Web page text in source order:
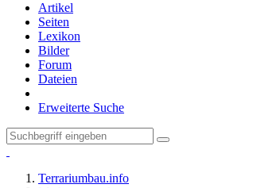
Artikel
Seiten
Lexikon
Bilder
Forum
Dateien
Erweiterte Suche
Terrariumbau.info